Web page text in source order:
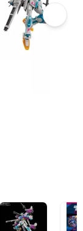
Edition -
VND (-60%)